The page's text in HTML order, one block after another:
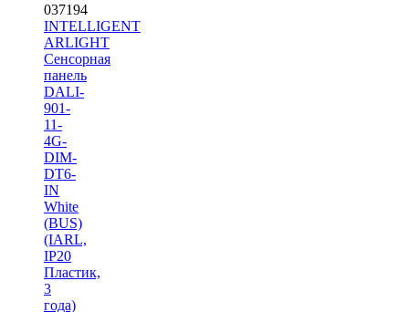
037194
INTELLIGENT
ARLIGHT
Сенсорная
панель
DALI-
901-
11-
4G-
DIM-
DT6-
IN
White
(BUS)
(IARL,
IP20
Пластик,
3
года)